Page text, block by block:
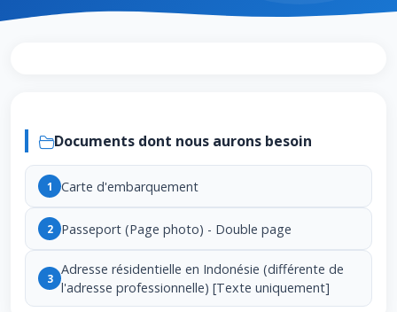
Documents dont nous aurons besoin
1 Carte d'embarquement
2 Passeport (Page photo) - Double page
3
Adresse résidentielle en Indonésie (différente de
l'adresse professionnelle) [Texte uniquement]